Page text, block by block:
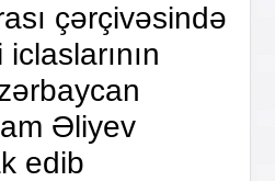
çərçivəsində
Əliyev
edib